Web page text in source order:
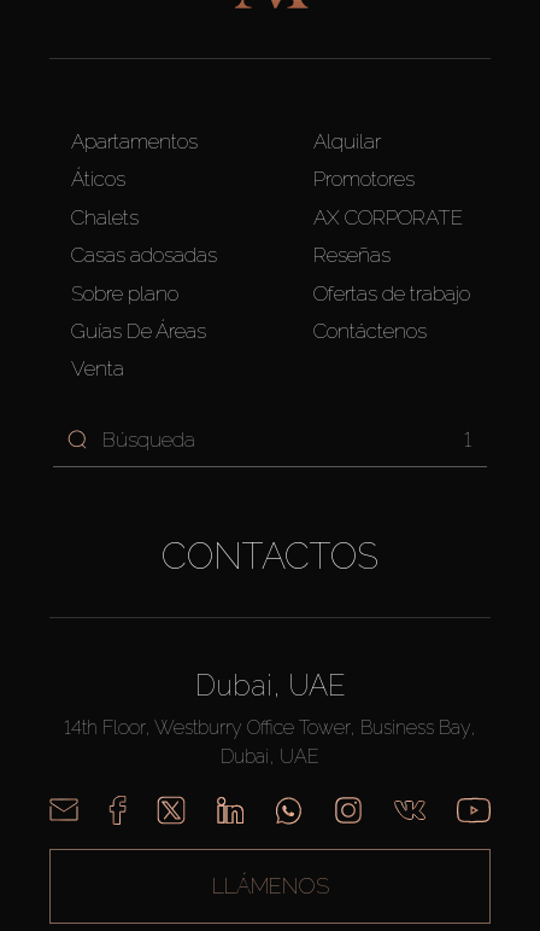
Apartamentos
Áticos
Chalets
Casas adosadas
Sobre plano
Guías De Áreas
Venta
Alquilar
Promotores
AX CORPORATE
Reseñas
Ofertas de trabajo
Contáctenos
1
CONTACTOS
Dubai, UAE
14th Floor, Westburry Office Tower, Business Bay,
Dubai, UAE
LLÁMENOS